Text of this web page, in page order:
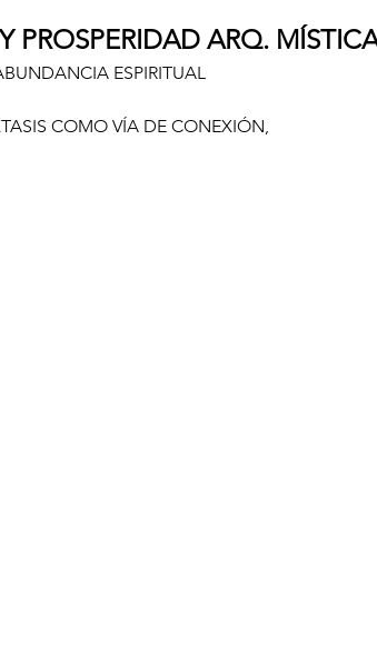
PROSPERIDAD ARQ.
ESPIRITUAL
COMO VÍA DE CONEXIÓN,